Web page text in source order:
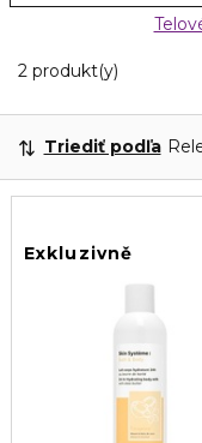
2 produkt(y)
Triediť podľa
Exkluzivně